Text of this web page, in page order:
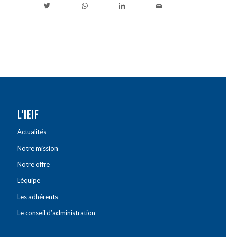
L’IEIF
Actualités
Notre mission
Notre offre
L’équipe
Les adhérents
Le conseil d’administration